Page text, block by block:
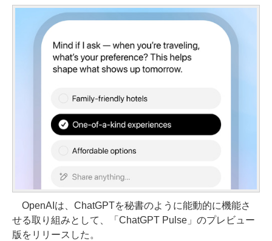
OpenAIは、ChatGPTを秘書のように能動的に機能さ
せる取り組みとして、「ChatGPT Pulse」のプレビュー
版をリリースした。